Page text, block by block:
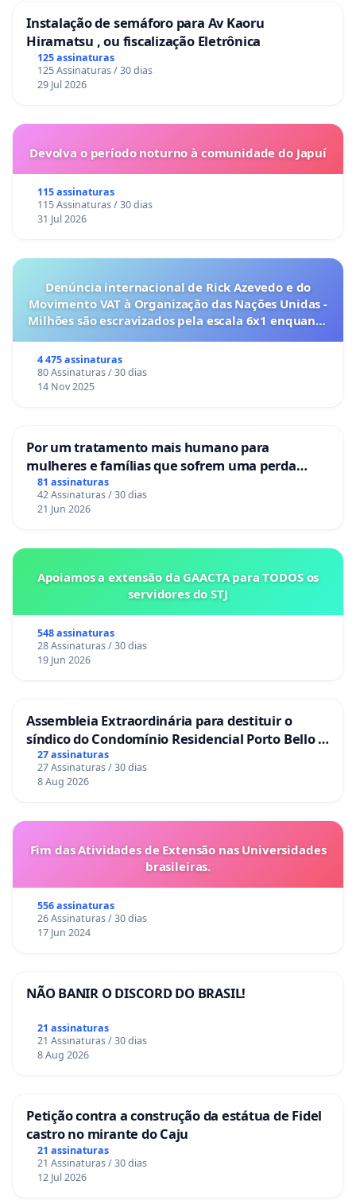
Instalação de semáforo para Av Kaoru
Hiramatsu , ou fiscalização Eletrônica
125 assinaturas
125 Assinaturas / 30 dias
29 Jul 2026
Devolva o período noturno à comunidade do Japuí
115 assinaturas
115 Assinaturas / 30 dias
31 Jul 2026
Denúncia internacional de Rick Azevedo e do
Movimento VAT à Organização das Nações Unidas -
Milhões são escravizados pela escala 6x1 enquanto
4 475 assinaturas
80 Assinaturas / 30 dias
14 Nov 2025
Por um tratamento mais humano para
mulheres e famílias que sofrem uma perda
gestacional nos hospitais portugueses
81 assinaturas
42 Assinaturas / 30 dias
21 Jun 2026
Apoiamos a extensão da GAACTA para TODOS os
servidores do STJ
548 assinaturas
28 Assinaturas / 30 dias
19 Jun 2026
Assembleia Extraordinária para destituir o
síndico do Condomínio Residencial Porto Bello -
La Casa
27 assinaturas
27 Assinaturas / 30 dias
8 Aug 2026
Fim das Atividades de Extensão nas Universidades
brasileiras.
556 assinaturas
26 Assinaturas / 30 dias
17 Jun 2024
NÃO BANIR O DISCORD DO BRASIL!
21 assinaturas
21 Assinaturas / 30 dias
8 Aug 2026
Petição contra a construção da estátua de Fidel
castro no mirante do Caju
21 assinaturas
21 Assinaturas / 30 dias
12 Jul 2026